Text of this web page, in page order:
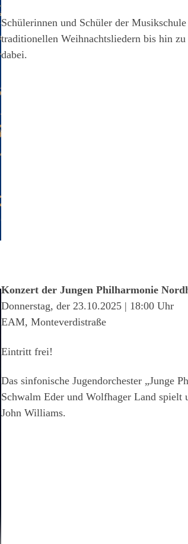
Schülerinnen und Schüler der
traditionellen Weihnachtsliedern bis hin
dabei.
Konzert der Jungen Philharmonie
Donnerstag, der 23.10.2025 | 18:00 Uhr
EAM, Monteverdistraße
Eintritt frei!
Das sinfonische Jugendorchester „Junge
Schwalm Eder und Wolfhager Land
John Williams.